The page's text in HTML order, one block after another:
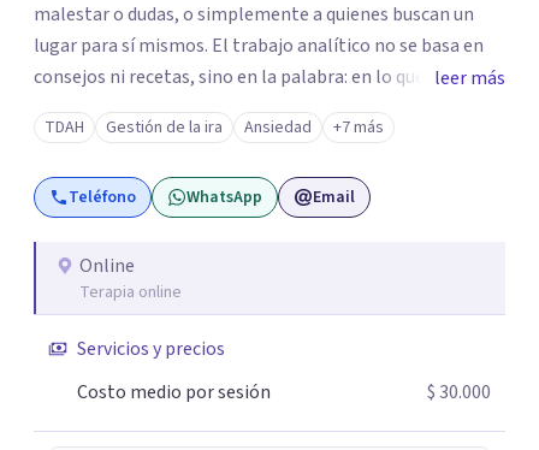
malestar o dudas, o simplemente a quienes buscan un
lugar para sí mismos. El trabajo analítico no se basa en
consejos ni recetas, sino en la palabra: en lo que cada
quien puede decir de su historia, de su deseo, de su
malestar... En el encuentro con un analista se abre la
posibilidad de pensar de otro modo eso que hasta ahora
parecía sin salida.
leer más
TDAH Gestión de la ira Ansiedad +7 más
Teléfono WhatsApp Email
Online
Terapia online
Servicios y precios
Costo medio por sesión
$ 30.000